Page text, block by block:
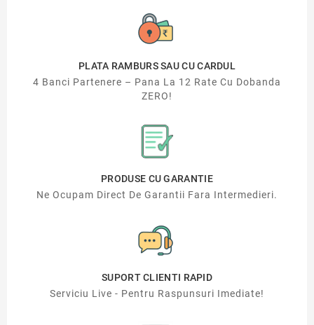
PLATA RAMBURS SAU CU CARDUL
4 Banci Partenere – Pana La 12 Rate Cu Dobanda
ZERO!
PRODUSE CU GARANTIE
Ne Ocupam Direct De Garantii Fara Intermedieri.
SUPORT CLIENTI RAPID
Serviciu Live - Pentru Raspunsuri Imediate!